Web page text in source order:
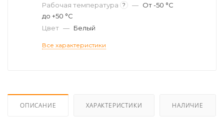
Рабочая температура
? — От -50 °C
до +50 °C
Цвет — Белый
Все характеристики
ОПИСАНИЕ ХАРАКТЕРИСТИКИ НАЛИЧИЕ